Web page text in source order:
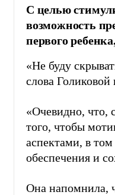
С целью
возможность
первого
«Не буду
слова
«Очевидно, что,
того, чтобы
аспектами, в
обеспечения и
Она напомнила,